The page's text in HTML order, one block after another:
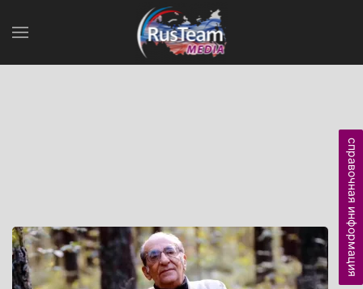
справочная информация